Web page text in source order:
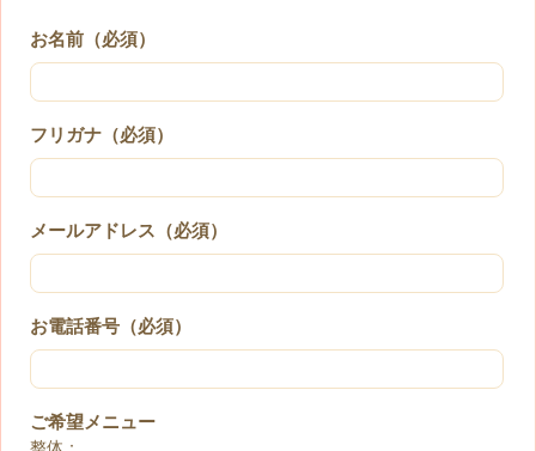
お名前（必須）
フリガナ（必須）
メールアドレス（必須）
お電話番号（必須）
ご希望メニュー